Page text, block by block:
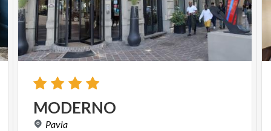
MODERNO
Pavia